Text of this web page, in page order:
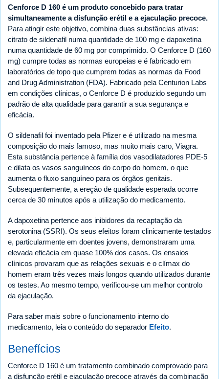
Cenforce D 160 é um produto concebido para tratar
simultaneamente a disfunção erétil e a ejaculação precoce.
Para atingir este objetivo, combina duas substâncias ativas:
citrato de sildenafil numa quantidade de 100 mg e dapoxetina
numa quantidade de 60 mg por comprimido. O Cenforce D (160
mg) cumpre todas as normas europeias e é fabricado em
laboratórios de topo que cumprem todas as normas da Food
and Drug Administration (FDA). Fabricado pela Centurion Labs
em condições clínicas, o Cenforce D é produzido segundo um
padrão de alta qualidade para garantir a sua segurança e
eficácia.
O sildenafil foi inventado pela Pfizer e é utilizado na mesma
composição do mais famoso, mas muito mais caro, Viagra.
Esta substância pertence à família dos vasodilatadores PDE-5
e dilata os vasos sanguíneos do corpo do homem, o que
aumenta o fluxo sanguíneo para os órgãos genitais.
Subsequentemente, a ereção de qualidade esperada ocorre
cerca de 30 minutos após a utilização do medicamento.
A dapoxetina pertence aos inibidores da recaptação da
serotonina (SSRI). Os seus efeitos foram clinicamente testados
e, particularmente em doentes jovens, demonstraram uma
elevada eficácia em quase 100% dos casos. Os ensaios
clínicos provaram que as relações sexuais e o clímax do
homem eram três vezes mais longos quando utilizados durante
os testes. Ao mesmo tempo, verificou-se um melhor controlo
da ejaculação.
Para saber mais sobre o funcionamento interno do
medicamento, leia o conteúdo do separador Efeito.
Benefícios
Cenforce D 160 é um tratamento combinado comprovado para
a disfunção erétil e ejaculação precoce através da combinação